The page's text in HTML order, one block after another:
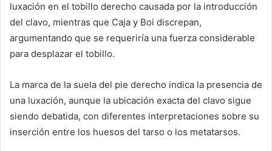
luxación en el tobillo derecho causada por la introducción
del clavo, mientras que Caja y Boi discrepan,
argumentando que se requeriría una fuerza considerable
para desplazar el tobillo.
La marca de la suela del pie derecho indica la presencia de
una luxación, aunque la ubicación exacta del clavo sigue
siendo debatida, con diferentes interpretaciones sobre su
inserción entre los huesos del tarso o los metatarsos.